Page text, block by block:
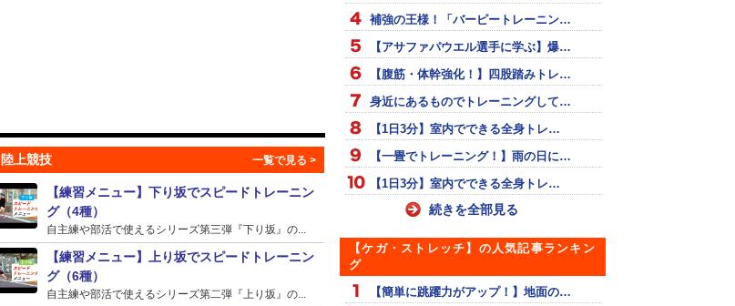
陸上競技
【練習メニュー】下り坂でスピードトレーニン
グ（4種）
自主練や部活で使えるシリーズ第三弾『下り坂』の...
【練習メニュー】上り坂でスピードトレーニン
グ（6種）
自主練や部活で使えるシリーズ第二弾『上り坂』の...
補強の王様！「バーピートレーニン…
【アサファパウエル選手に学ぶ】爆…
【腹筋・体幹強化！】四股踏みトレ…
身近にあるものでトレーニングして…
【1日3分】室内でできる全身トレ…
【一畳でトレーニング！】雨の日に…
【1日3分】室内でできる全身トレ…
続きを全部見る
【ケガ・ストレッチ】の人気記事ランキン
グ
【簡単に跳躍力がアップ！】地面の…